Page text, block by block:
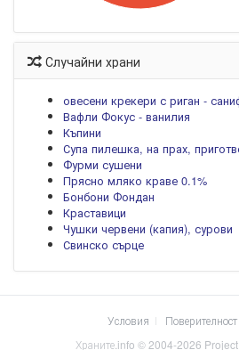
Случайни храни
овесени крекери с риган -
Вафли Фокус - ванилия
Къпини
Супа пилешка, на прах,
Фурми сушени
Прясно мляко краве 0.1%
Бонбони Фондан
Краставици
Чушки червени (капия), сурови
Свинско сърце
Условия Поверителност
Храните.info © 2004-2026